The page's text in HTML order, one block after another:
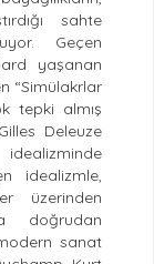
sahte
Geçen
yaşanan
“Simülakrlar
tepki almış
Deleuze
idealizmle,
üzerinden
doğrudan
sanat